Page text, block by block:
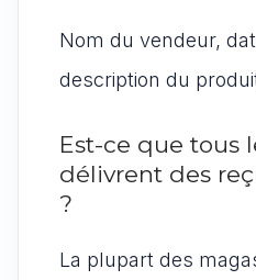
Nom du vendeur,
description du
Est-ce que tous
délivrent des
?
La plupart des